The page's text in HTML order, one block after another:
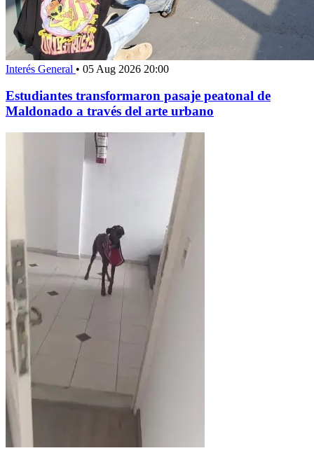
Interés General • 05 Aug 2026 20:00
Estudiantes transformaron pasaje peatonal de
Maldonado a través del arte urbano